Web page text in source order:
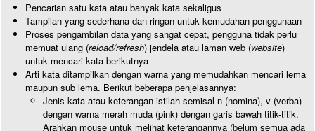
Pencarian satu kata atau banyak kata sekaligus
Tampilan yang sederhana dan ringan untuk kemudahan penggunaan
Proses pengambilan data yang sangat cepat, pengguna tidak perlu
memuat ulang (reload/refresh) jendela atau laman web (website)
untuk mencari kata berikutnya
Arti kata ditampilkan dengan warna yang memudahkan mencari lema
maupun sub lema. Berikut beberapa penjelasannya:
Jenis kata atau keterangan istilah semisal n (nomina), v (verba)
dengan warna merah muda (pink) dengan garis bawah titik-titik.
Arahkan mouse untuk melihat keterangannya (belum semua ada